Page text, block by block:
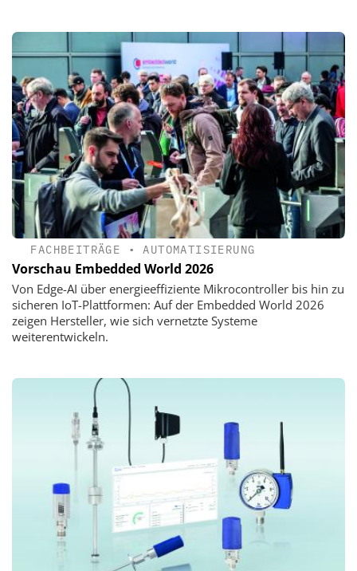
FACHBEITRÄGE •AUTOMATISIERUNG
Vorschau Embedded World 2026
Von Edge-AI über energieeffiziente Mikrocontroller bis hin zu
sicheren IoT-Plattformen: Auf der Embedded World 2026
zeigen Hersteller, wie sich vernetzte Systeme
weiterentwickeln.